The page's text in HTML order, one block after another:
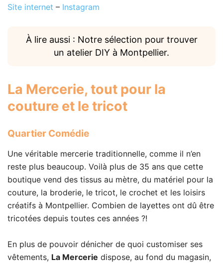
Site internet – Instagram
À lire aussi : Notre sélection pour trouver
un atelier DIY à Montpellier.
La Mercerie, tout pour la
couture et le tricot
Quartier Comédie
Une véritable mercerie traditionnelle, comme il n’en
reste plus beaucoup. Voilà plus de 35 ans que cette
boutique vend des tissus au mètre, du matériel pour la
couture, la broderie, le tricot, le crochet et les loisirs
créatifs à Montpellier. Combien de layettes ont dû être
tricotées depuis toutes ces années ?!
En plus de pouvoir dénicher de quoi customiser ses
vêtements, La Mercerie dispose, au fond du magasin,